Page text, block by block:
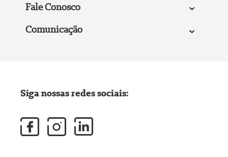
Fale Conosco
Comunicação
Siga nossas redes sociais: